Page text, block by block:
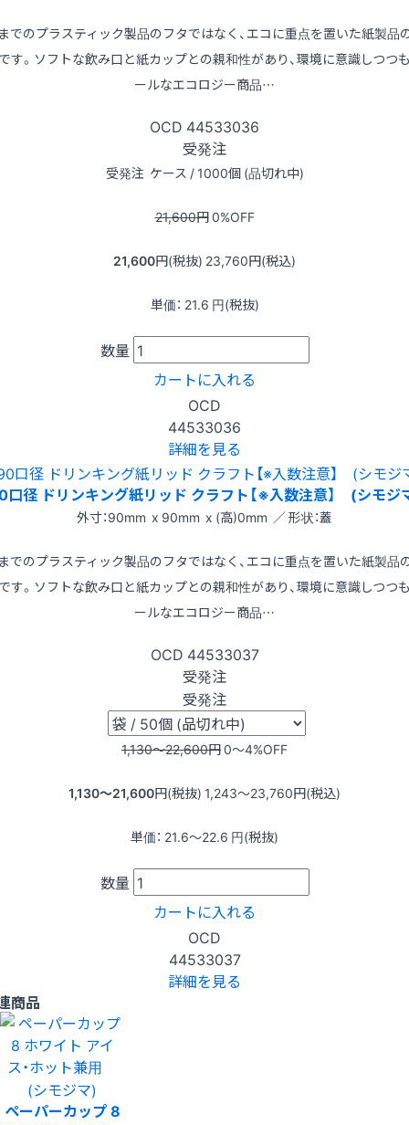
でのプラスティック製品のフタではなく、エコに重点を置いた紙製品
す。ソフトな飲み口と紙カップとの親和性があり、環境に意識しつつ
ールなエコロジー商品…
OCD 44533036
受発注
受発注 ケース / 1000個 (品切れ中)
21,600円0%OFF
21,600円(税抜) 23,760円(税込)
単価： 21.6 円(税抜)
数量
カートに入れる
OCD
44533036
詳細を見る
口径 ドリンキング紙リッド クラフト【※入数注意】 (シモジ
外寸：90mm x 90mm x (高)0mm ／ 形状：蓋
でのプラスティック製品のフタではなく、エコに重点を置いた紙製品
す。ソフトな飲み口と紙カップとの親和性があり、環境に意識しつつ
ールなエコロジー商品…
OCD 44533037
受発注
受発注
1,130〜22,600円0〜4%OFF
1,130〜21,600円(税抜) 1,243〜23,760円(税込)
単価： 21.6〜22.6 円(税抜)
数量
カートに入れる
OCD
44533037
詳細を見る
商品
ペーパーカップ 8